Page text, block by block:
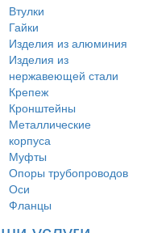
Втулки
Гайки
Изделия из алюминия
Изделия из
нержавеющей стали
Крепеж
Кронштейны
Металлические
корпуса
Муфты
Опоры трубопроводов
Оси
Фланцы